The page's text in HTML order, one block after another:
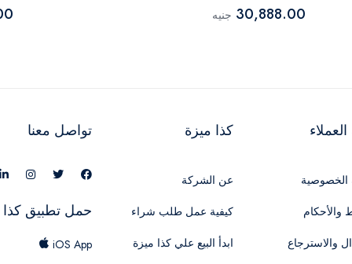
30,888.00 جنيه
والأحكام
والاسترجاع
كذا ميزة
عن الشركة
كيفية عمل طلب شراء
ابدأ البيع علي كذا ميزة
تواصل معنا
حمل تطبيق كذا
iOS App